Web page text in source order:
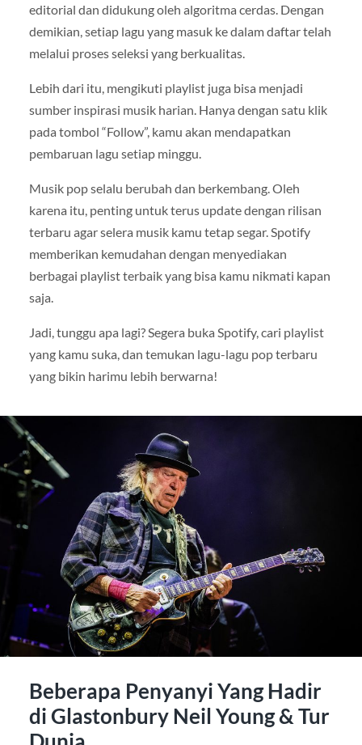
editorial dan didukung oleh algoritma cerdas. Dengan
demikian, setiap lagu yang masuk ke dalam daftar telah
melalui proses seleksi yang berkualitas.
Lebih dari itu, mengikuti playlist juga bisa menjadi
sumber inspirasi musik harian. Hanya dengan satu klik
pada tombol “Follow”, kamu akan mendapatkan
pembaruan lagu setiap minggu.
Musik pop selalu berubah dan berkembang. Oleh
karena itu, penting untuk terus update dengan rilisan
terbaru agar selera musik kamu tetap segar. Spotify
memberikan kemudahan dengan menyediakan
berbagai playlist terbaik yang bisa kamu nikmati kapan
saja.
Jadi, tunggu apa lagi? Segera buka Spotify, cari playlist
yang kamu suka, dan temukan lagu-lagu pop terbaru
yang bikin harimu lebih berwarna!
Beberapa Penyanyi Yang Hadir
di Glastonbury Neil Young & Tur